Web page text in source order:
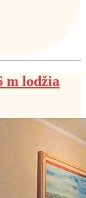
m lodžia